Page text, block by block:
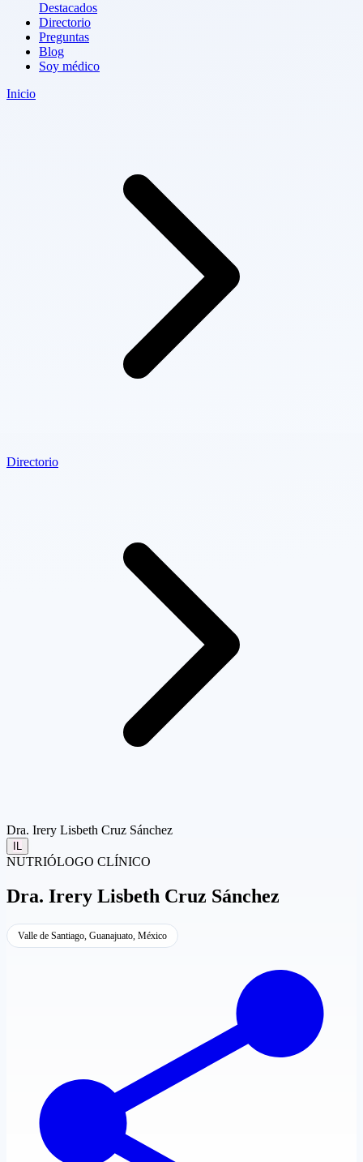
Destacados
Directorio
Preguntas
Blog
Soy médico
Inicio
Directorio
Dra. Irery Lisbeth Cruz Sánchez
IL
NUTRIÓLOGO CLÍNICO
Dra. Irery Lisbeth Cruz Sánchez
Valle de Santiago, Guanajuato, México